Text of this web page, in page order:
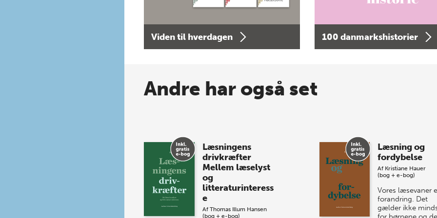
Viden til hverdagen 100 danmarkshistorier
Andre har også set
Læsningens
drivkræfter
Mellem læselyst
og
litteraturinteress
e
Af Thomas Illum Hansen
(bog + e-bog)
Læsning og
fordybelse
Af Kristiane Hauer
(bog + e-bog)
Vores læsevaner
forandring. Det
gælder ikke